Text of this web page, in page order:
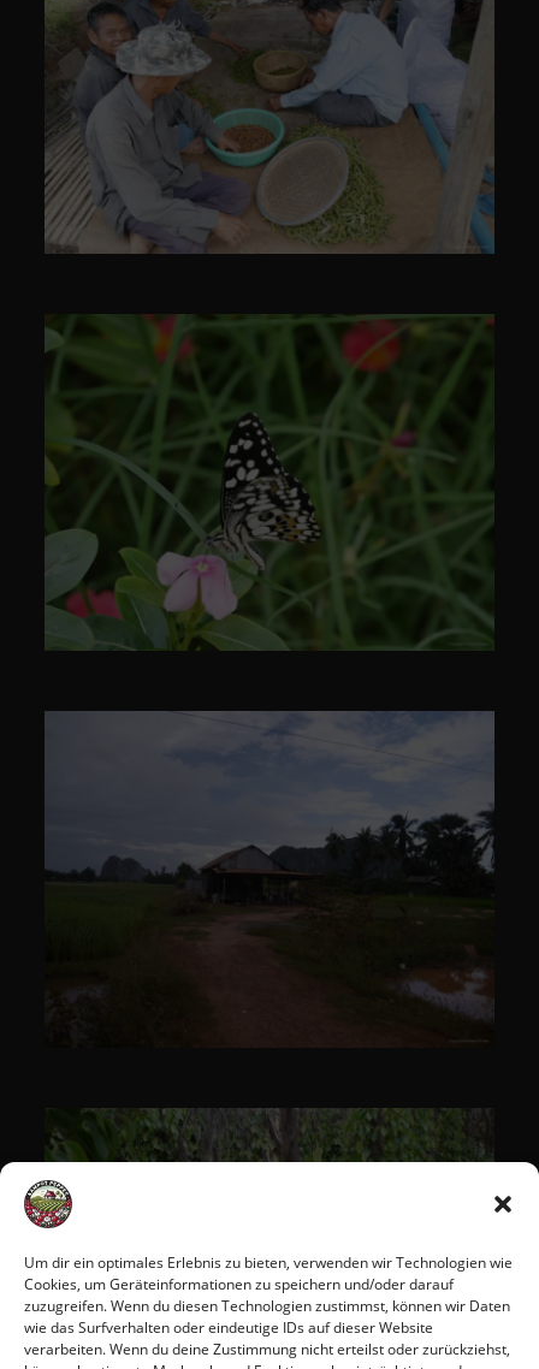
Um dir ein optimales Erlebnis zu bieten, verwenden wir Technologien wie
Cookies, um Geräteinformationen zu speichern und/oder darauf
zuzugreifen. Wenn du diesen Technologien zustimmst, können wir Daten
wie das Surfverhalten oder eindeutige IDs auf dieser Website
verarbeiten. Wenn du deine Zustimmung nicht erteilst oder zurückziehst,